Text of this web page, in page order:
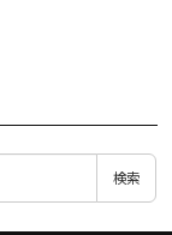
検索